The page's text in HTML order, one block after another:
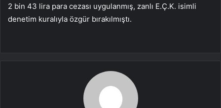
2 bin 43 lira para cezası uygulanmış, zanlı E.Ç.K. isimli
denetim kuralıyla özgür bırakılmıştı.